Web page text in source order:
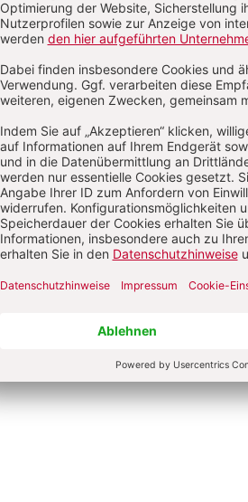
Der Liebe ein Zuhause geben
Hubertus Brantzen